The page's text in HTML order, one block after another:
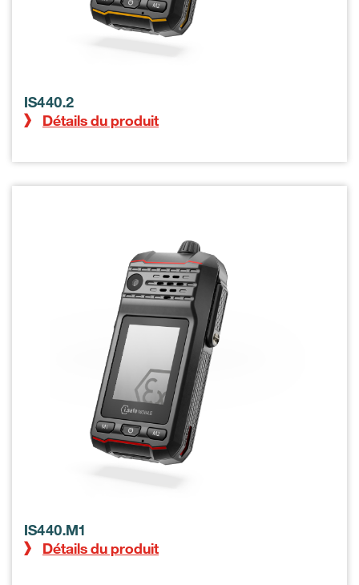
IS440.2
Détails du produit
IS440.M1
Détails du produit